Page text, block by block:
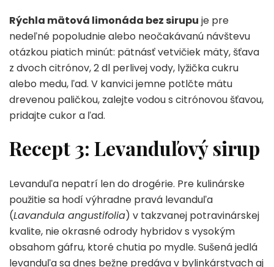
Rýchla mätová limonáda bez sirupu je pre
nedeľné popoludnie alebo neočakávanú návštevu
otázkou piatich minút: pätnásť vetvičiek mäty, šťava
z dvoch citrónov, 2 dl perlivej vody, lyžička cukru
alebo medu, ľad. V kanvici jemne potlčte mätu
drevenou paličkou, zalejte vodou s citrónovou šťavou,
pridajte cukor a ľad.
Recept 3: Levanduľový sirup
Levanduľa nepatrí len do drogérie. Pre kulinárske
použitie sa hodí výhradne pravá levanduľa
(Lavandula angustifolia) v takzvanej potravinárskej
kvalite, nie okrasné odrody hybridov s vysokým
obsahom gáfru, ktoré chutia po mydle. Sušená jedlá
levanduľa sa dnes bežne predáva v bylinkárstvach aj